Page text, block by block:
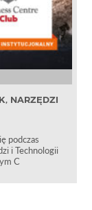
NARZĘDZI
podczas
i Technologii
C